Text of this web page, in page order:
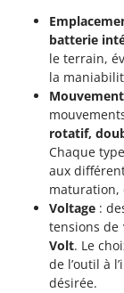
batterie
le terrain,
la
Mouvement
rotatif,
Chaque
aux
maturation,
Voltage :
tensions de
Volt. Le
de l’outil à
désirée.